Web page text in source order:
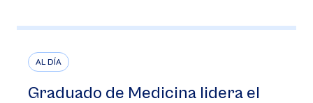
AL DÍA
Graduado de Medicina lidera el